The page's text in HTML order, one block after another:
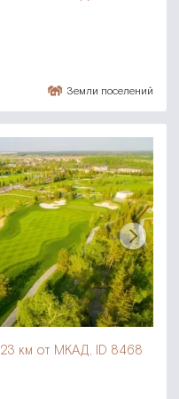
Земли поселений
23 км от МКАД, ID 8468